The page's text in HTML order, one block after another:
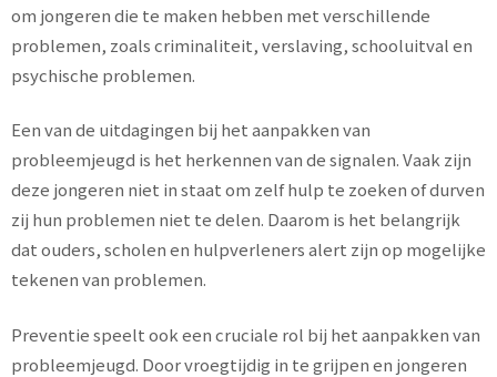
om jongeren die te maken hebben met verschillende
problemen, zoals criminaliteit, verslaving, schooluitval en
psychische problemen.
Een van de uitdagingen bij het aanpakken van
probleemjeugd is het herkennen van de signalen. Vaak zijn
deze jongeren niet in staat om zelf hulp te zoeken of durven
zij hun problemen niet te delen. Daarom is het belangrijk
dat ouders, scholen en hulpverleners alert zijn op mogelijke
tekenen van problemen.
Preventie speelt ook een cruciale rol bij het aanpakken van
probleemjeugd. Door vroegtijdig in te grijpen en jongeren